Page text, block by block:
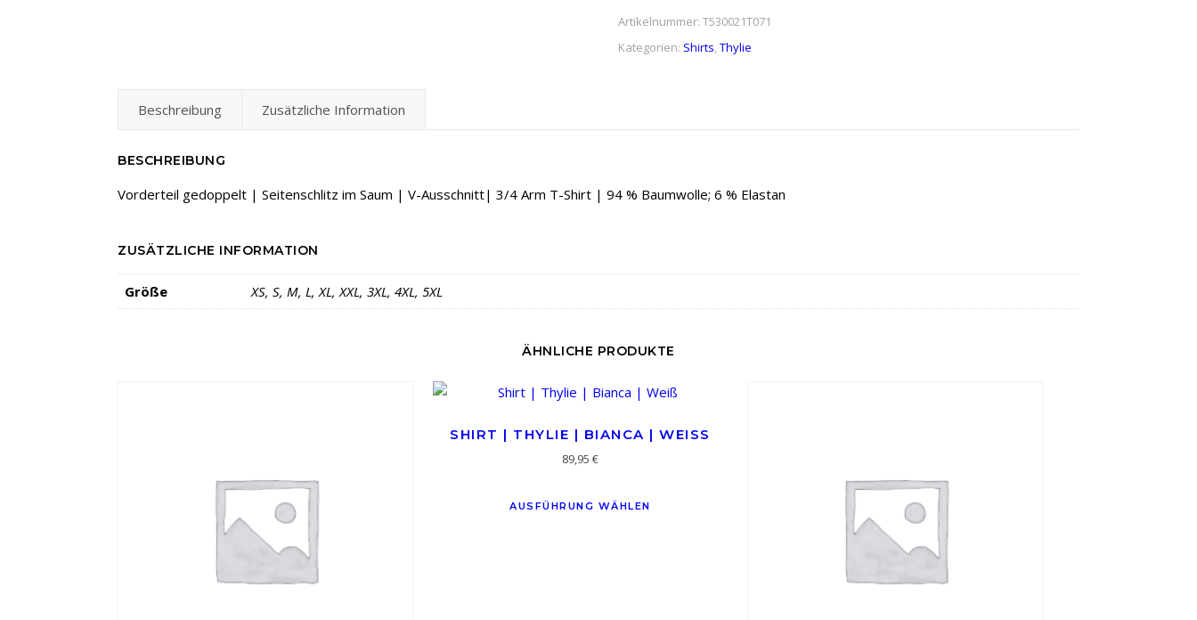
Artikelnummer: T530021T071
Kategorien: Shirts,Thylie
Beschreibung Zusätzliche Information
BESCHREIBUNG
Vorderteil gedoppelt | Seitenschlitz im Saum | V-Ausschnitt| 3/4 Arm T-Shirt | 94 % Baumwolle; 6 % Elastan
ZUSÄTZLICHE INFORMATION
Größe XS, S, M, L, XL, XXL, 3XL, 4XL, 5XL
ÄHNLICHE PRODUKTE
SHIRT | THYLIE | BIANCA | WEISS
89,95€
AUSFÜHRUNG WÄHLEN